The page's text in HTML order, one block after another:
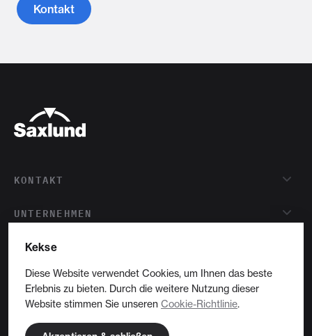
Kontakt
KONTAKT
UNTERNEHMEN
Deutsche
Copyright © 2026 Saxlund International Ltd
Site by 16i
Kekse
Diese Website verwendet Cookies, um Ihnen das beste
Erlebnis zu bieten. Durch die weitere Nutzung dieser
Website stimmen Sie unseren Cookie-Richtlinie.